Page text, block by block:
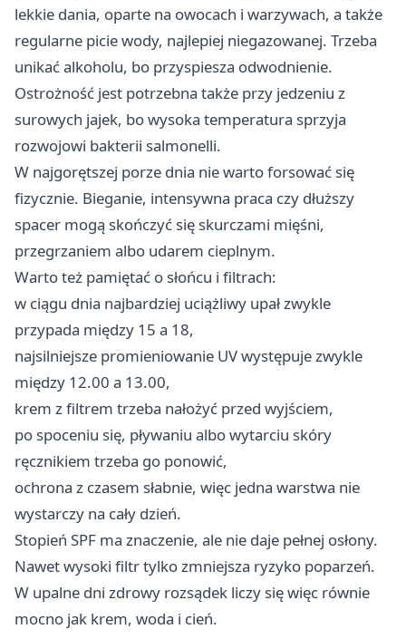
lekkie dania, oparte na owocach i warzywach, a także
regularne picie wody, najlepiej niegazowanej. Trzeba
unikać alkoholu, bo przyspiesza odwodnienie.
Ostrożność jest potrzebna także przy jedzeniu z
surowych jajek, bo wysoka temperatura sprzyja
rozwojowi bakterii salmonelli.
W najgorętszej porze dnia nie warto forsować się
fizycznie. Bieganie, intensywna praca czy dłuższy
spacer mogą skończyć się skurczami mięśni,
przegrzaniem albo udarem cieplnym.
Warto też pamiętać o słońcu i filtrach:
w ciągu dnia najbardziej uciążliwy upał zwykle
przypada między 15 a 18,
najsilniejsze promieniowanie UV występuje zwykle
między 12.00 a 13.00,
krem z filtrem trzeba nałożyć przed wyjściem,
po spoceniu się, pływaniu albo wytarciu skóry
ręcznikiem trzeba go ponowić,
ochrona z czasem słabnie, więc jedna warstwa nie
wystarczy na cały dzień.
Stopień SPF ma znaczenie, ale nie daje pełnej osłony.
Nawet wysoki filtr tylko zmniejsza ryzyko poparzeń.
W upalne dni zdrowy rozsądek liczy się więc równie
mocno jak krem, woda i cień.